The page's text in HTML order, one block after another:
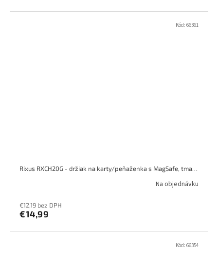
Rixus RXCH20G - držiak na karty/peňaženka s MagSafe, tmavá sivá
Na objednávku
€12,19 bez DPH
€14,99
Kód: 66361
Kód: 66354